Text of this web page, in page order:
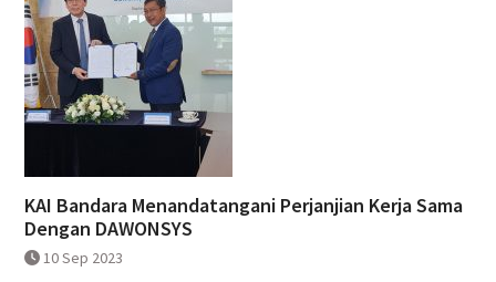
KAI Bandara Menandatangani Perjanjian Kerja Sama
Dengan DAWONSYS
10 Sep 2023